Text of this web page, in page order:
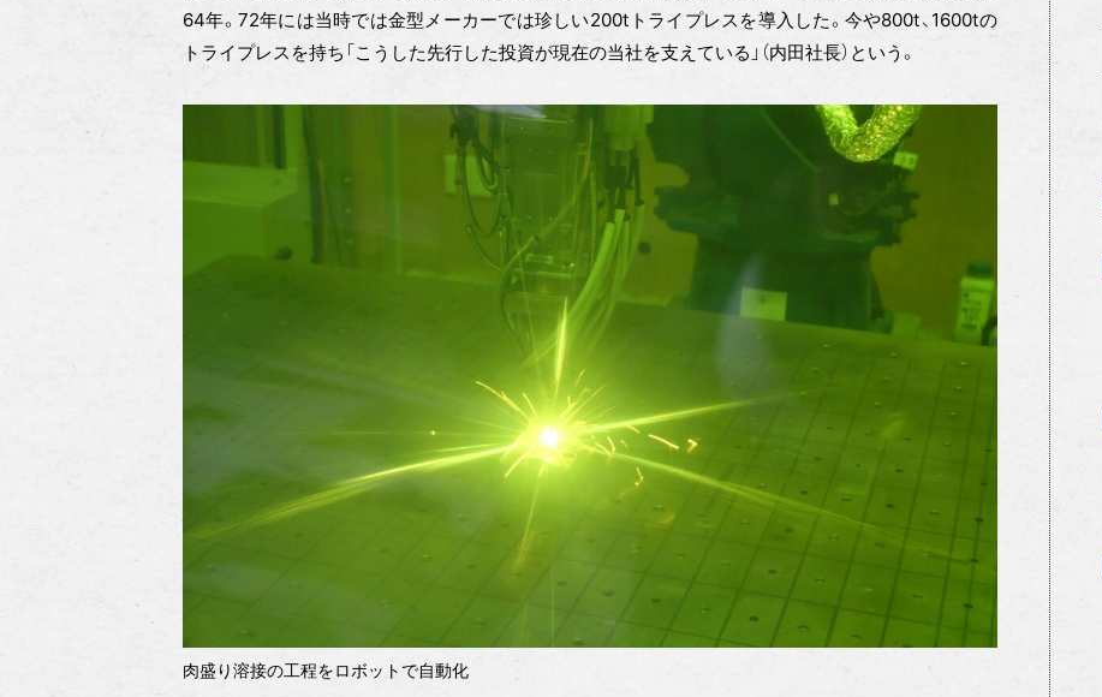
64年。72年には当時では金型メーカーでは珍しい200tトライプレスを導入した。今や800t、1600tの
トライプレスを持ち「こうした先行した投資が現在の当社を支えている」（内田社長）という。
肉盛り溶接の工程をロボットで自動化